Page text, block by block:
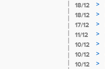
18/12
>
18/12
>
17/12
>
11/12 >
10/12
>
10/12
>
10/12
>